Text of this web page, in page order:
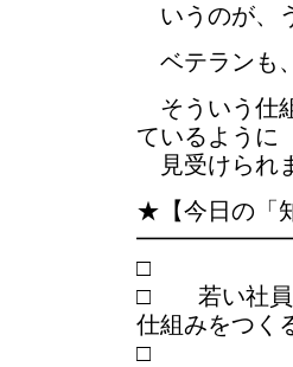
いうのが、
ベテランも
そういう仕
ているように
見受けられ
★【今日の「
□ 若い社員に
仕組みをつく